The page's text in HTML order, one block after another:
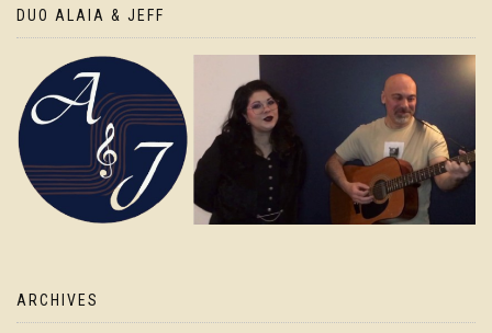
DUO ALAIA & JEFF
ARCHIVES